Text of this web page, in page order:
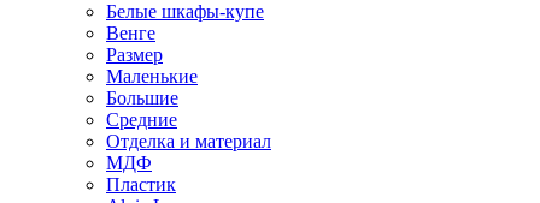
Белые шкафы-купе
Венге
Размер
Маленькие
Большие
Средние
Отделка и материал
МДФ
Пластик